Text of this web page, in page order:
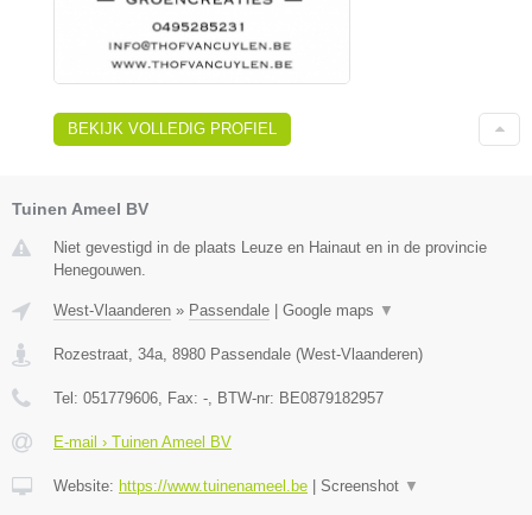
BEKIJK VOLLEDIG PROFIEL
Tuinen Ameel BV
Niet gevestigd in de plaats Leuze en Hainaut en in de provincie
Henegouwen.
West-Vlaanderen » Passendale Google maps ▼
Rozestraat, 34a, 8980 Passendale (West-Vlaanderen)
Tel: 051779606, Fax: -, BTW-nr: BE0879182957
E-mail › Tuinen Ameel BV
Website: https://www.tuinenameel.be Screenshot ▼